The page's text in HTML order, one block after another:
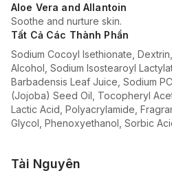
Aloe Vera and Allantoin
Soothe and nurture skin.
Tất Cả Các Thành Phần
Sodium Cocoyl Isethionate,
Alcohol, Sodium Isostearoyl
Barbadensis Leaf Juice, Sodium
(Jojoba) Seed Oil, Tocopheryl
Lactic Acid, Polyacrylamide,
Glycol, Phenoxyethanol, Sorbic
Tài Nguyên